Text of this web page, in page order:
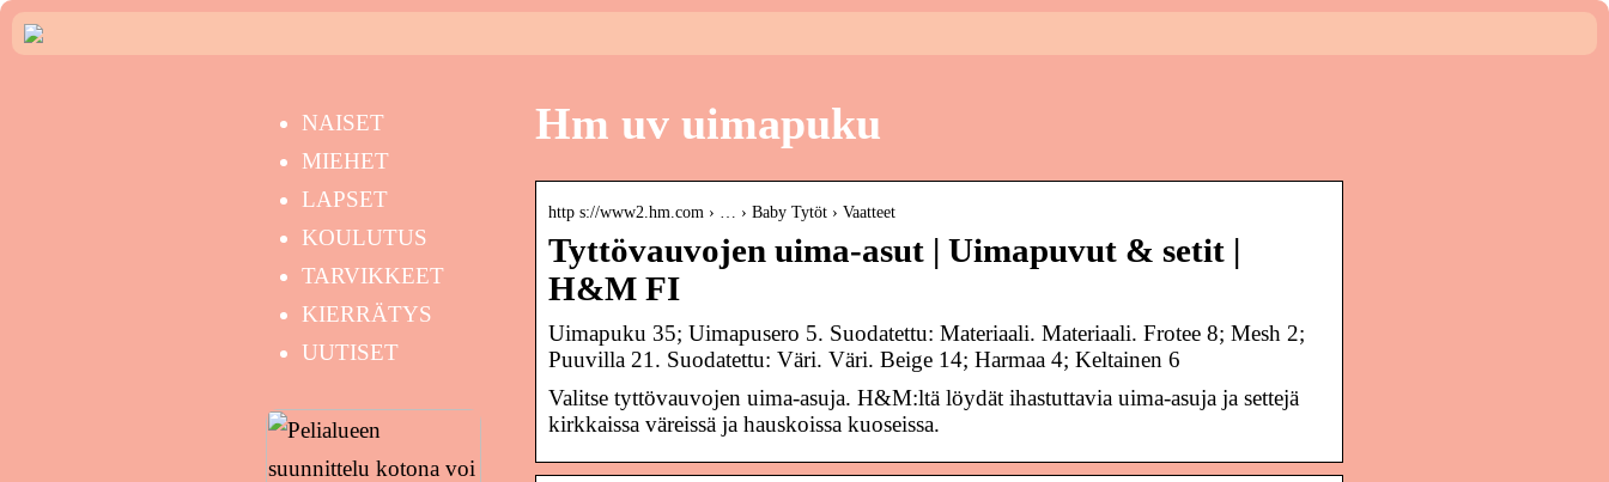
Hm uv uimapuku
http s://www2.hm.com › … › Baby Tytöt › Vaatteet
Tyttövauvojen uima-asut | Uimapuvut & setit |
H&M FI
Uimapuku 35; Uimapusero 5. Suodatettu: Materiaali. Materiaali. Frotee 8; Mesh 2;
Puuvilla 21. Suodatettu: Väri. Väri. Beige 14; Harmaa 4; Keltainen 6
Valitse tyttövauvojen uima-asuja. H&M:ltä löydät ihastuttavia uima-asuja ja settejä
kirkkaissa väreissä ja hauskoissa kuoseissa.
NAISET
MIEHET
LAPSET
KOULUTUS
TARVIKKEET
KIERRÄTYS
UUTISET